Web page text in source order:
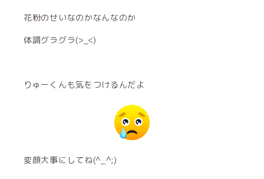
花粉のせいなのかなんなのか
体調グラグラ(>_<)
りゅーくんも気をつけるんだよ
変顔大事にしてね(^_^;)